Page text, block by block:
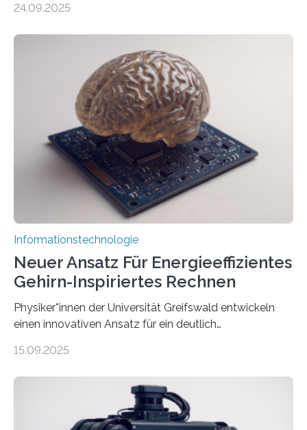
Förderung in Höhe von rund 2 Millionen Euro. Dabei
der MindPort GmbH eine neuartige, KI-gestützte
Lösung zur Erzeugung von Emotionen für realistische
Avatare. Gen-AIvatar entwickelt innovative und
kosteneffiziente Methoden, um lebensechte Avatare zu
erstellen. „Besonders wichtig ist uns eine ganzheitliche
Animation, bei der Stimme, Körperbewegung, Gestik
und Mimik im Einklang sind…
24.09.2025
Informationstechnologie
Neuer Ansatz Für Energieeffizientes
Gehirn-Inspiriertes Rechnen
Physiker*innen der Universität Greifswald entwickeln
einen innovativen Ansatz für ein deutlich
Lösungsweg ist inspiriert vom menschlichen Gehirn. Die
stellt die heutige Computertechnik vor
Herausforderungen. Herkömmliche Silizium-
Prozessoren stoßen an ihre Grenzen: Sie verbrauchen
15.09.2025